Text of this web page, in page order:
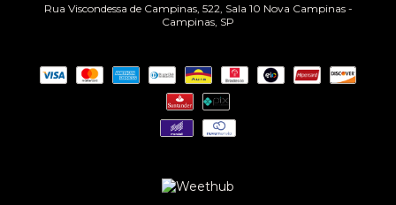
Rua Viscondessa de Campinas, 522, Sala 10 Nova Campinas -
Campinas, SP